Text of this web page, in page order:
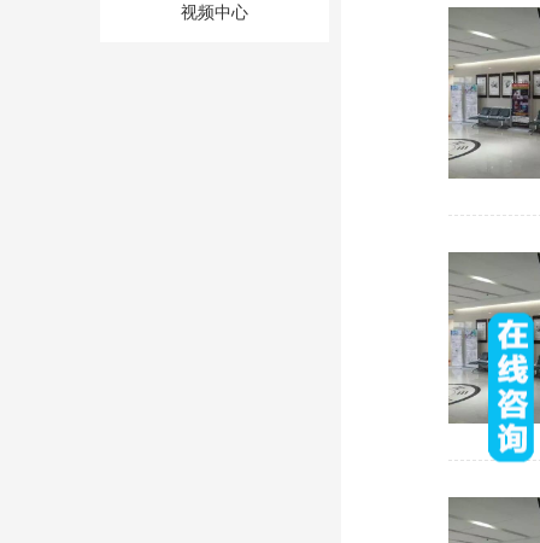
视频中心